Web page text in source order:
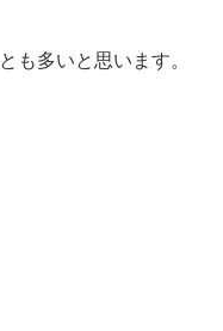
も多いと思います。